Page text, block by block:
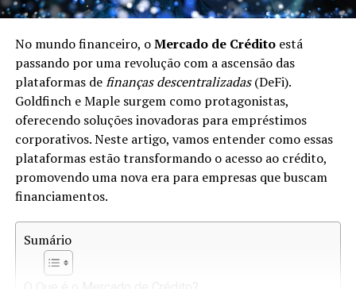
No mundo financeiro, oMercado de Créditoestá
passando por uma revolução com a ascensão das
plataformas definanças descentralizadas(DeFi).
Goldfinch e Maple surgem como protagonistas,
oferecendo soluções inovadoras para empréstimos
corporativos. Neste artigo, vamos entender como essas
plataformas estão transformando o acesso ao crédito,
promovendo uma nova era para empresas que buscam
financiamentos.
Sumário